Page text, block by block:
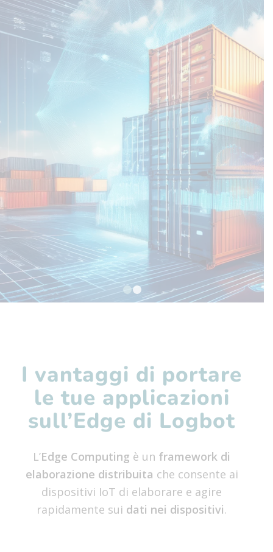
1 2
I vantaggi di portare
le tue applicazioni
sull’Edge di Logbot
L’Edge Computing è un framework di
elaborazione distribuita che consente ai
dispositivi IoT di elaborare e agire
rapidamente sui dati nei dispositivi.